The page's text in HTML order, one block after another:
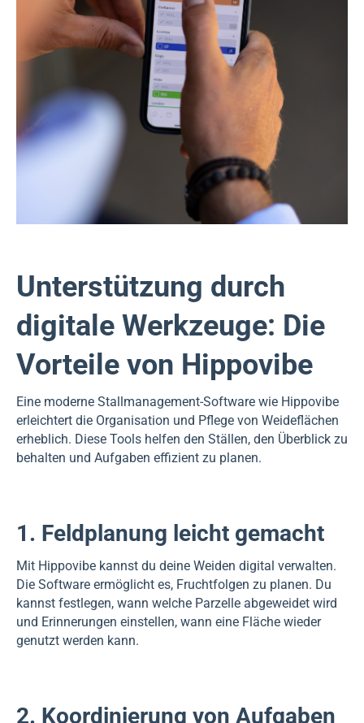
Unterstützung durch
digitale Werkzeuge: Die
Vorteile von Hippovibe
Eine moderne Stallmanagement-Software wie Hippovibe
erleichtert die Organisation und Pflege von Weideflächen
erheblich. Diese Tools helfen den Ställen, den Überblick zu
behalten und Aufgaben effizient zu planen.
1. Feldplanung leicht gemacht
Mit Hippovibe kannst du deine Weiden digital verwalten.
Die Software ermöglicht es, Fruchtfolgen zu planen. Du
kannst festlegen, wann welche Parzelle abgeweidet wird
und Erinnerungen einstellen, wann eine Fläche wieder
genutzt werden kann.
2. Koordinierung von Aufgaben